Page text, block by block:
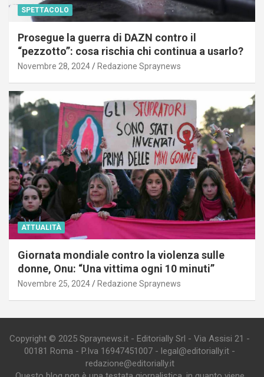
SPETTACOLO
Prosegue la guerra di DAZN contro il
“pezzotto”: cosa rischia chi continua a usarlo?
Novembre 28, 2024 Redazione Spraynews
ATTUALITÀ
Giornata mondiale contro la violenza sulle
donne, Onu: “Una vittima ogni 10 minuti”
Novembre 25, 2024 Redazione Spraynews
Copyright © 2025 Spraynews.it - Editorially Srl - Via Assisi 21 -
00181 Roma - P.Iva 16947451007 - legal@editorially.it -
redazione@editorially.it